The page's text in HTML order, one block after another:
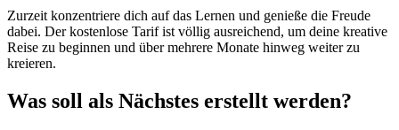
Zurzeit konzentriere dich auf das Lernen und genieße die Freude
dabei. Der kostenlose Tarif ist völlig ausreichend, um deine kreative
Reise zu beginnen und über mehrere Monate hinweg weiter zu
kreieren.
Was soll als Nächstes erstellt werden?